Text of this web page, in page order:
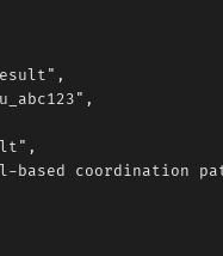
based coordination